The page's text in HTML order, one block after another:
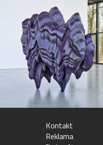
Kontakt
Reklama